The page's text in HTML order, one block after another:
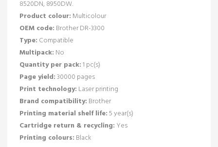
8520DN, 8950DW.
Product colour: Multicolour
OEM code: Brother DR-3300
Type: Compatible
Multipack: No
Quantity per pack:1 pc(s)
Page yield:30000 pages
Print technology: Laser printing
Brand compatibility: Brother
Printing material shelf life:5 year(s)
Cartridge return & recycling: Yes
Printing colours: Black